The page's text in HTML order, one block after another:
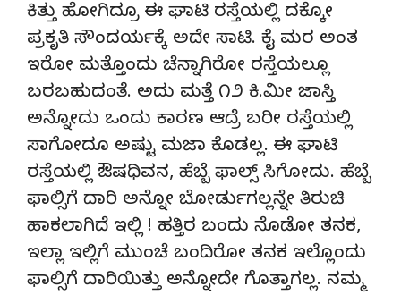
ಕಿತ್ತು ಹೋಗಿದ್ರೂ ಈ ಘಾಟಿ ರಸ್ತೆಯಲ್ಲಿ ದಕ್ಕೋ
ಪ್ರಕೃತಿ ಸೌಂದರ್ಯಕ್ಕೆ ಅದೇ ಸಾಟಿ. ಕೈ ಮರ ಅಂತ
ಇರೋ ಮತ್ತೊಂದು ಚೆನ್ನಾಗಿರೋ ರಸ್ತೆಯಲ್ಲೂ
ಬರಬಹುದಂತೆ. ಅದು ಮತ್ತೆ ೧೨ ಕಿ.ಮೀ ಜಾಸ್ತಿ
ಅನ್ನೋದು ಒಂದು ಕಾರಣ ಆದ್ರೆ ಬರೀ ರಸ್ತೆಯಲ್ಲಿ
ಸಾಗೋದೂ ಅಷ್ಟು ಮಜಾ ಕೊಡಲ್ಲ. ಈ ಘಾಟಿ
ರಸ್ತೆಯಲ್ಲಿ ಔಷಧಿವನ, ಹೆಬ್ಬೆ ಫಾಲ್ಸ್ ಸಿಗೋದು. ಹೆಬ್ಬೆ
ಫಾಲ್ಸಿಗೆ ದಾರಿ ಅನ್ನೋ ಬೋರ್ಡುಗಲ್ಲನ್ನೇ ತಿರುಚಿ
ಹಾಕಲಾಗಿದೆ ಇಲ್ಲಿ ! ಹತ್ತಿರ ಬಂದು ನೊಡೋ ತನಕ,
ಇಲ್ಲಾ ಇಲ್ಲಿಗೆ ಮುಂಚೆ ಬಂದಿರೋ ತನಕ ಇಲ್ಲೊಂದು
ಫಾಲ್ಸಿಗೆ ದಾರಿಯಿತ್ತು ಅನ್ನೋದೇ ಗೊತ್ತಾಗಲ್ಲ. ನಮ್ಮ